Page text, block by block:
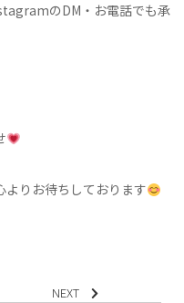
のDM・お電話でも承
よりお待ちしております
NEXT